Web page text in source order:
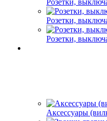
Розетки,
Розетки,
Розетки,
Аксессуары